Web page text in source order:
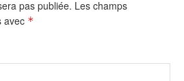
pas publiée. Les champs
avec *